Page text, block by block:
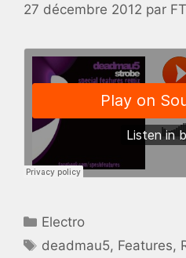
27 décembre 2012 par
Catégories
Electro
Étiquettes
deadmau5, Features,